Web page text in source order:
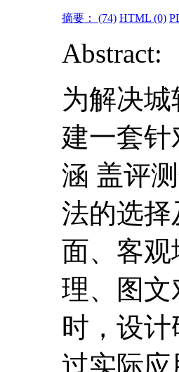
摘要： (74) HTML (0)
Abstract:
为解决
建一套
涵 盖评
法的选
面、客
理、图
时，设
过实际